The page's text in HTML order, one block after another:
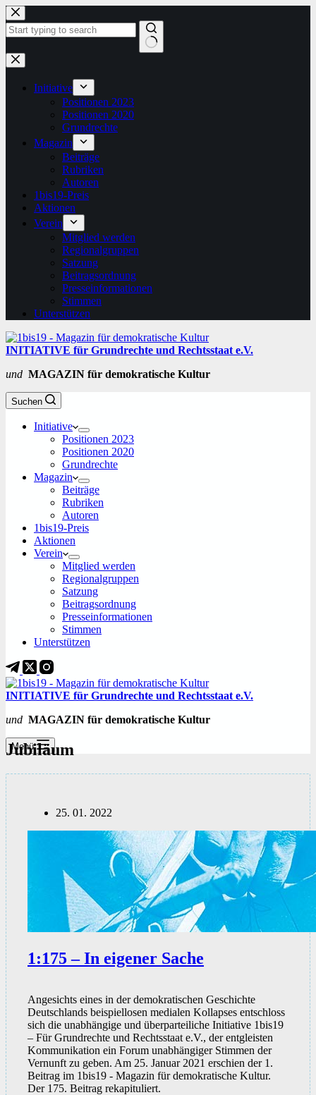
Zum
Inhalt
springen
Keine
Ergebnisse
Initiative
Positionen 2023
Positionen 2020
Grundrechte
Magazin
Beiträge
Rubriken
Autoren
1bis19-Preis
Aktionen
Verein
Mitglied werden
Regionalgruppen
Satzung
Beitragsordnung
Presseinformationen
Stimmen
Unterstützen
INITIATIVE für Grundrechte und Rechtsstaat e.V.
und MAGAZIN für demokratische Kultur
Suchen
Initiative
Positionen 2023
Positionen 2020
Grundrechte
Magazin
Beiträge
Rubriken
Autoren
1bis19-Preis
Aktionen
Verein
Mitglied werden
Regionalgruppen
Satzung
Beitragsordnung
Presseinformationen
Stimmen
Unterstützen
INITIATIVE für Grundrechte und Rechtsstaat e.V.
und MAGAZIN für demokratische Kultur
Menü
Jubiläum
25. 01. 2022
1:175 – In eigener Sache
Angesichts eines in der demokratischen Geschichte
Deutschlands beispiellosen medialen Kollapses entschloss
sich die unabhängige und überparteiliche Initiative 1bis19
– Für Grundrechte und Rechtsstaat e.V., der entgleisten
Kommunikation ein Forum unabhängiger Stimmen der
Vernunft zu geben. Am 25. Januar 2021 erschien der 1.
Beitrag im 1bis19 - Magazin für demokratische Kultur.
Der 175. Beitrag rekapituliert.